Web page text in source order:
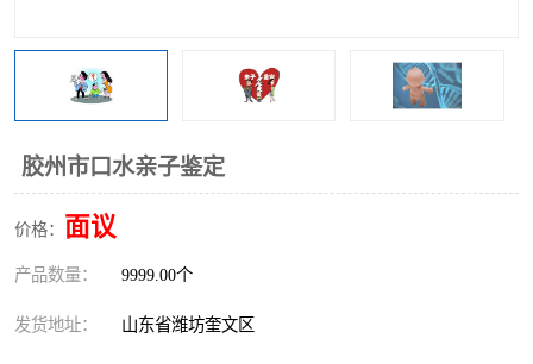
胶州市口水亲子鉴定
价格： 面议
产品数量： 9999.00个
发货地址： 山东省潍坊奎文区